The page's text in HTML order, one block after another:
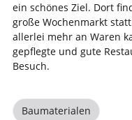
ein schönes Ziel. Dort
große Wochenmarkt
allerlei mehr an Waren
gepflegte und gute
Besuch.
Baumaterialen